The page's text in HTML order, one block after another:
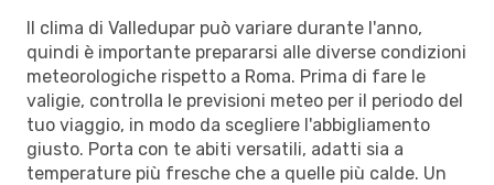
Il clima di Valledupar può variare durante l'anno,
quindi è importante prepararsi alle diverse condizioni
meteorologiche rispetto a Roma. Prima di fare le
valigie, controlla le previsioni meteo per il periodo del
tuo viaggio, in modo da scegliere l'abbigliamento
giusto. Porta con te abiti versatili, adatti sia a
temperature più fresche che a quelle più calde. Un